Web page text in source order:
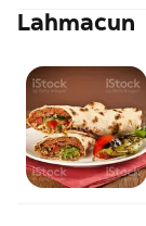
Lahmacun